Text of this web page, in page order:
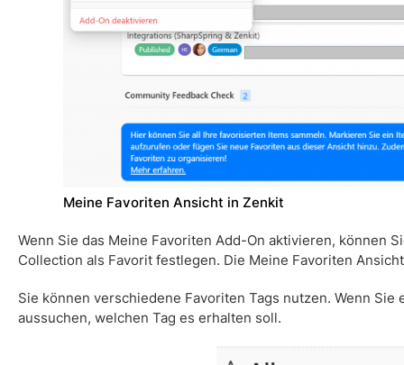
Meine Favoriten Ansicht in Zenkit
Wenn Sie das Meine Favoriten Add-On aktivieren, können
Collection als Favorit festlegen. Die Meine Favoriten
Sie können verschiedene Favoriten Tags nutzen. Wenn Sie
aussuchen, welchen Tag es erhalten soll.